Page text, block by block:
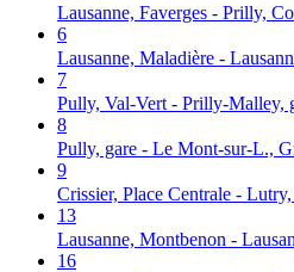
Lausanne, Faverges - Prilly,
6
Lausanne, Maladière -
7
Pully, Val-Vert - Prilly-Malley,
8
Pully, gare - Le Mont-sur-L.,
9
Crissier, Place Centrale -
13
Lausanne, Montbenon -
16